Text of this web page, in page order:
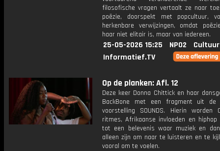
filosofische vragen vertaalt ze naar
poëzie, doorspekt met popcultuur,
herkenbare verwijzingen, omdat
haar niet elitair is, maar van iedereen.
25-05-2026 15:25 NPO2
Informatief.TV
Op de planken: Afl. 12
Deze keer Donna Chittick en haar
BackBone met een fragment uit de
voorstelling SOUNDS. Hierin worden
ritmes, Afrikaanse invloeden en hiphop
tot een belevenis waar muziek en
alleen zijn om naar te luisteren en te
vooral om te voelen.